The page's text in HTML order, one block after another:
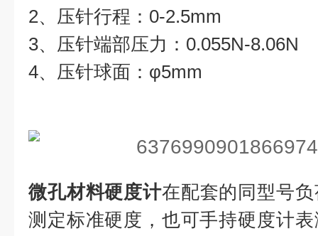
2、压针行程：0-2.5mm
3、压针端部压力：0.055N-8.06N
4、压针球面：φ5mm
微孔材料硬度计在配套的同型号
测定标准硬度，也可手持硬度计